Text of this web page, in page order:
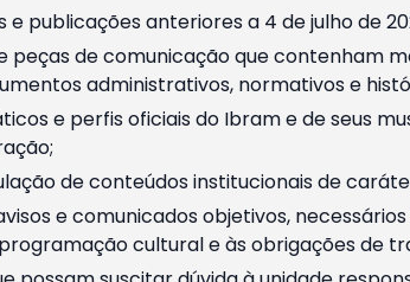
publicações anteriores a 4 de julho de
peças de comunicação que contenham
administrativos, normativos e
e perfis oficiais do Ibram e de seus
de conteúdos institucionais de
e comunicados objetivos,
cultural e às obrigações de